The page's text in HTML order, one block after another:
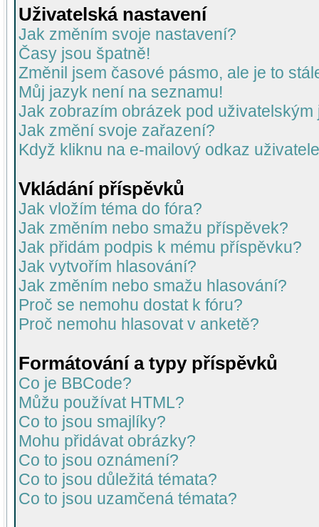
Uživatelská nastavení
Jak změním svoje nastavení?
Časy jsou špatně!
Změnil jsem časové pásmo, ale je to
Můj jazyk není na seznamu!
Jak zobrazím obrázek pod uživatelským
Jak změní svoje zařazení?
Když kliknu na e-mailový odkaz
Vkládání příspěvků
Jak vložím téma do fóra?
Jak změním nebo smažu příspěvek?
Jak přidám podpis k mému příspěvku?
Jak vytvořím hlasování?
Jak změním nebo smažu hlasování?
Proč se nemohu dostat k fóru?
Proč nemohu hlasovat v anketě?
Formátování a typy příspěvků
Co je BBCode?
Můžu používat HTML?
Co to jsou smajlíky?
Mohu přidávat obrázky?
Co to jsou oznámení?
Co to jsou důležitá témata?
Co to jsou uzamčená témata?